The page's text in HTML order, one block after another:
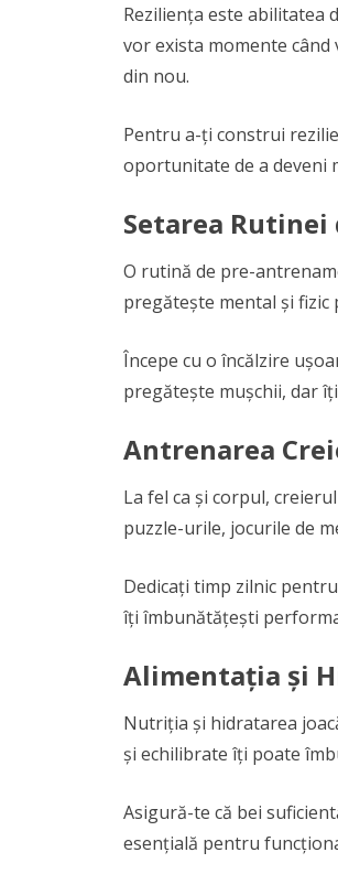
Reziliența este abilitatea
vor exista momente când
din nou.
Pentru a-ți construi
oportunitate de a deveni
Setarea
O rutină de pre-
pregătește mental și
Începe cu o încălzire
pregătește mușchii, dar
Antrenarea
La fel ca și corpul,
puzzle-urile, jocurile de
Dedicați timp zilnic
îți îmbunătățești
Alimentația și
Nutriția și hidratarea
și echilibrate îți poate
Asigură-te că bei
esențială pentru